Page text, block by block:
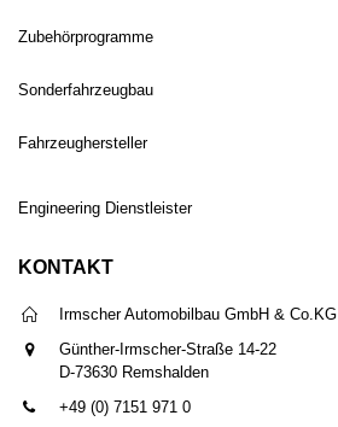
Zubehörprogramme
Sonderfahrzeugbau
Fahrzeughersteller
Engineering Dienstleister
KONTAKT
Irmscher Automobilbau GmbH & Co.KG
Günther-Irmscher-Straße 14-22
D-73630 Remshalden
+49 (0) 7151 971 0